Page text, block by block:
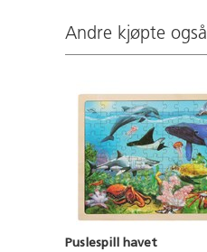
Andre kjøpte også
Puslespill havet